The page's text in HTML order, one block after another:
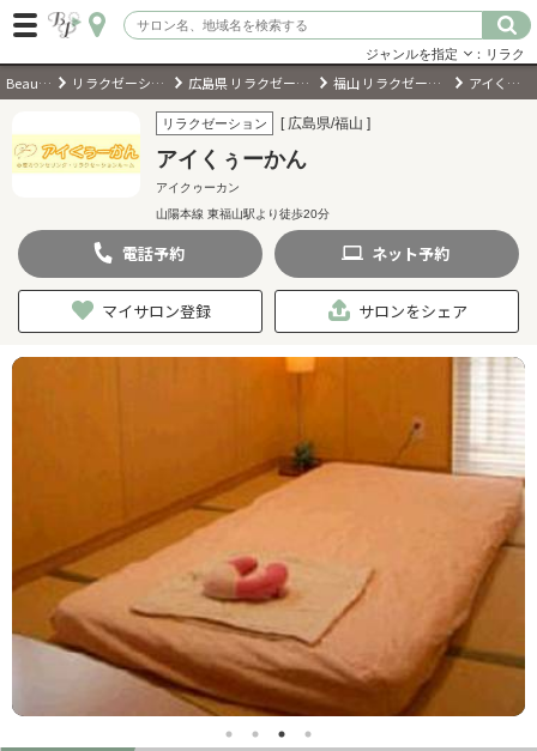
ログイン
会員登録 （無料）
キーワード検索
ジャンルを選択
キーワードで検索
現在地から探す
ヘアサロン
ネイルサロン
ジャンルを指定 ：リラク
BeautyPark リラクゼーションサロン 広島県 リラクゼーションサロン 福山 リラクゼーションサロン アイくぅーかん
リラクゼーション [ 広島県/福山 ]
アイくぅーかん
アイクゥーカン
山陽本線 東福山駅より徒歩20分
電話予約 ネット予約
マイサロン登録 サロンをシェア